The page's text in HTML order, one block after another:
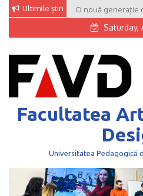
Skip
content
Ultimile știri O nouă generație
Saturday,
Facultatea
Universitatea Pedagogică